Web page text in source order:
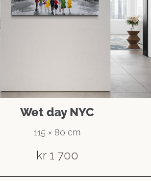
Wet day NYC
115 × 80 cm
kr1 700